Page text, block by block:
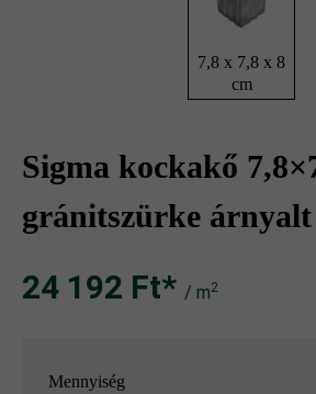
7,8 x 7,8 x 8
cm
Sigma kockakő
gránitszürke árnyalt
24 192 Ft‎‎‎* / m2
Mennyiség